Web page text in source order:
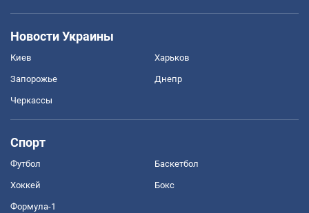
Новости Украины
Киев Харьков
Запорожье Днепр
Черкассы
Спорт
Футбол Баскетбол
Хоккей Бокс
Формула-1